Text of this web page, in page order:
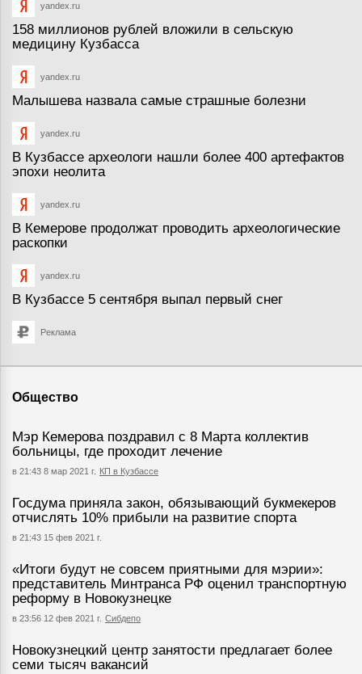
yandex.ru
158 миллионов рублей вложили в сельскую
медицину Кузбасса
yandex.ru
Малышева назвала самые страшные болезни
yandex.ru
В Кузбассе археологи нашли более 400 артефактов
эпохи неолита
yandex.ru
В Кемерове продолжат проводить археологические
раскопки
yandex.ru
В Кузбассе 5 сентября выпал первый снег
Реклама
Общество
Мэр Кемерова поздравил с 8 Марта коллектив
больницы, где проходит лечение
в 21:43 8 мар 2021 г. КП в Кузбассе
Госдума приняла закон, обязывающий букмекеров
отчислять 10% прибыли на развитие спорта
в 21:43 15 фев 2021 г.
«Итоги будут не совсем приятными для мэрии»:
представитель Минтранса РФ оценил транспортную
реформу в Новокузнецке
в 23:56 12 фев 2021 г. Сибдепо
Новокузнецкий центр занятости предлагает более
семи тысяч вакансий